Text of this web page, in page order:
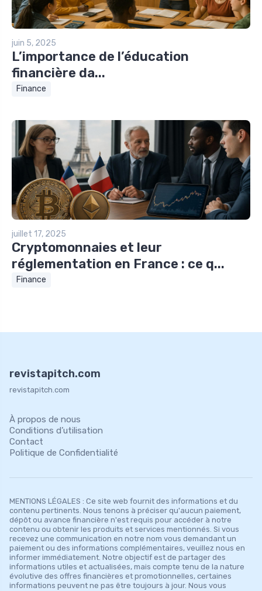
juin 5, 2025
L’importance de l’éducation
financière da...
Finance
juillet 17, 2025
Cryptomonnaies et leur
réglementation en France : ce q...
Finance
revistapitch.com
revistapitch.com
À propos de nous
Conditions d’utilisation
Contact
Politique de Confidentialité
MENTIONS LÉGALES : Ce site web fournit des informations et du
contenu pertinents. Nous tenons à préciser qu'aucun paiement,
dépôt ou avance financière n'est requis pour accéder à notre
contenu ou obtenir les produits et services mentionnés. Si vous
recevez une communication en notre nom vous demandant un
paiement ou des informations complémentaires, veuillez nous en
informer immédiatement. Notre objectif est de partager des
informations utiles et actualisées, mais compte tenu de la nature
évolutive des offres financières et promotionnelles, certaines
informations peuvent ne pas être toujours à jour. Nous vous